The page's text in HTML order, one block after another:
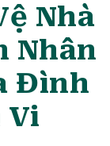
Nhà
Nhân
Đình
Vi